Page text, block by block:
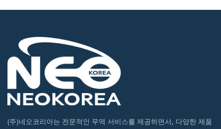
(주)네오코리아는 전문적인 무역 서비스를 제공하면서, 다양한 제품